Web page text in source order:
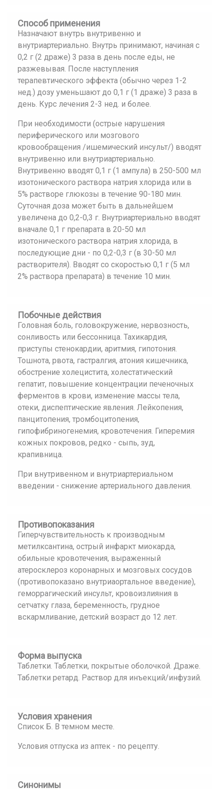
Способ применения
Назначают внутрь внутривенно и
внутриартериально. Внутрь принимают, начиная с
0,2 г (2 драже) 3 раза в день после еды, не
разжевывая. После наступления
терапевтического эффекта (обычно через 1-2
нед.) дозу уменьшают до 0,1 г (1 драже) 3 раза в
день. Курс лечения 2-3 нед. и более.
При необходимости (острые нарушения
периферического или мозгового
кровообращения /ишемический инсульт/) вводят
внутривенно или внутриартериально.
Внутривенно вводят 0,1 г (1 ампула) в 250-500 мл
изотонического раствора натрия хлорида или в
5% растворе глюкозы в течение 90-180 мин.
Суточная доза может быть в дальнейшем
увеличена до 0,2-0,3 г. Внутриартериально вводят
вначале 0,1 г препарата в 20-50 мл
изотонического раствора натрия хлорида, в
последующие дни - по 0,2-0,3 г (в 30-50 мл
растворителя). Вводят со скоростью 0,1 г (5 мл
2% раствора препарата) в течение 10 мин.
Побочные действия
Головная боль, головокружение, нервозность,
сонливость или бессонница. Тахикардия,
приступы стенокардии, аритмия, гипотония.
Тошнота, рвота, гастралгия, атония кишечника,
обострение холецистита, холестатический
гепатит, повышение концентрации печеночных
ферментов в крови, изменение массы тела,
отеки, диспептические явления. Лейкопения,
панцитопения, тромбоцитопения,
гипофибриногенемия, кровотечения. Гиперемия
кожных покровов, редко - сыпь, зуд,
крапивница.
При внутривенном и внутриартериальном
введении - снижение артериального давления.
Противопоказания
Гиперчувствительность к производным
метилксантина, острый инфаркт миокарда,
обильные кровотечения, выраженный
атеросклероз коронарных и мозговых сосудов
(противопоказано внутриаортальное введение),
геморрагический инсульт, кровоизлияния в
сетчатку глаза, беременность, грудное
вскармливание, детский возраст до 12 лет.
Форма выпуска
Таблетки. Таблетки, покрытые оболочкой. Драже.
Таблетки ретард. Раствор для инъекций/инфузий.
Условия хранения
Список Б. В темном месте.
Условия отпуска из аптек - по рецепту.
Синонимы